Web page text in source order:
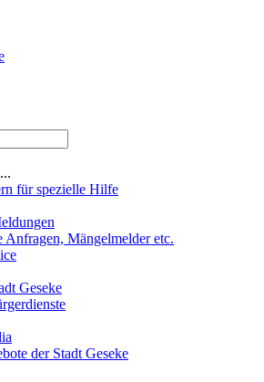
für spezielle Hilfe
Anfragen, Mängelmelder etc.
Geseke
der Stadt Geseke